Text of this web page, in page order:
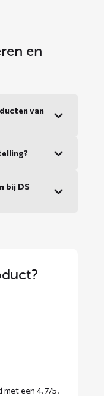
en
van
bij DS
met een 4.7/5.